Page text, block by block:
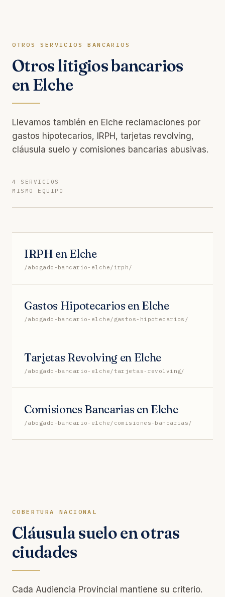
OTROS SERVICIOS BANCARIOS
Otros litigios bancarios
en Elche
Llevamos también en Elche reclamaciones por
gastos hipotecarios, IRPH, tarjetas revolving,
cláusula suelo y comisiones bancarias abusivas.
4 SERVICIOS
MISMO EQUIPO
IRPH en Elche
/abogado-bancario-elche/irph/
Gastos Hipotecarios en Elche
/abogado-bancario-elche/gastos-hipotecarios/
Tarjetas Revolving en Elche
/abogado-bancario-elche/tarjetas-revolving/
Comisiones Bancarias en Elche
/abogado-bancario-elche/comisiones-bancarias/
COBERTURA NACIONAL
Cláusula suelo en otras
ciudades
Cada Audiencia Provincial mantiene su criterio.